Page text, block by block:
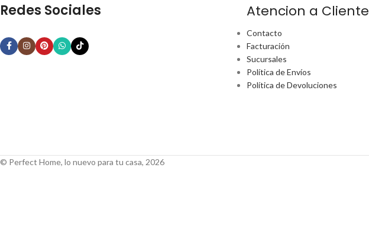
Redes Sociales Atencion a Cliente
Contacto
Facturación
Sucursales
Política de Envíos
Política de Devoluciones
© Perfect Home, lo nuevo para tu casa, 2026